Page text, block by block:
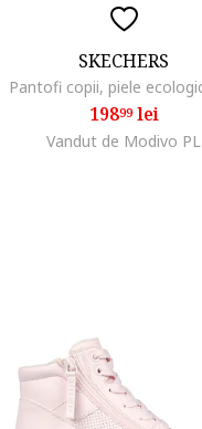
SKECHERS
19899lei
Vandut de Modivo PL